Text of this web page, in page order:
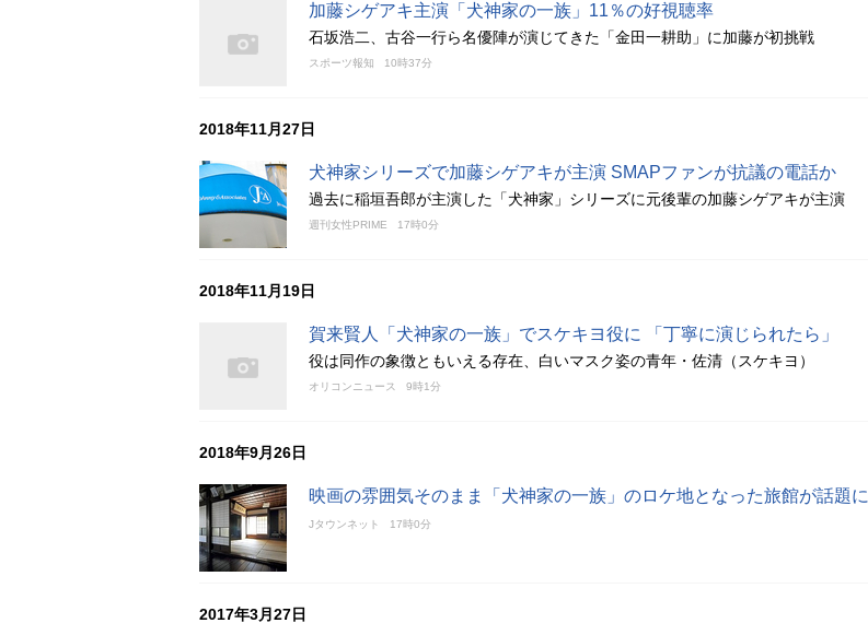
加藤シゲアキ主演「犬神家の一族」11％の好視聴率
石坂浩二、古谷一行ら名優陣が演じてきた「金田一耕助」に加藤が初挑戦
スポーツ報知 10時37分
2018年11月27日
犬神家シリーズで加藤シゲアキが主演 SMAPファンが抗議の電話か
過去に稲垣吾郎が主演した「犬神家」シリーズに元後輩の加藤シゲアキが主演
週刊女性PRIME 17時0分
2018年11月19日
賀来賢人「犬神家の一族」でスケキヨ役に 「丁寧に演じられたら」
役は同作の象徴ともいえる存在、白いマスク姿の青年・佐清（スケキヨ）
オリコンニュース 9時1分
2018年9月26日
映画の雰囲気そのまま「犬神家の一族」のロケ地となった旅館が話題に
Jタウンネット 17時0分
2017年3月27日